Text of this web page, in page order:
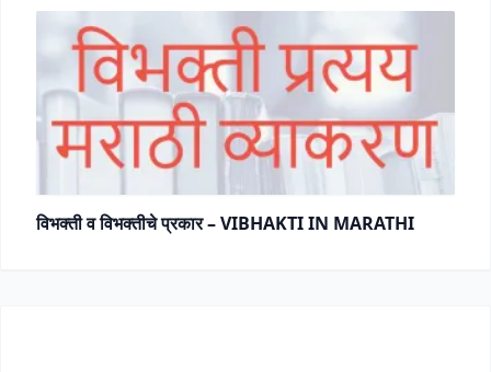
विभक्ती व विभक्तीचे प्रकार – VIBHAKTI IN MARATHI